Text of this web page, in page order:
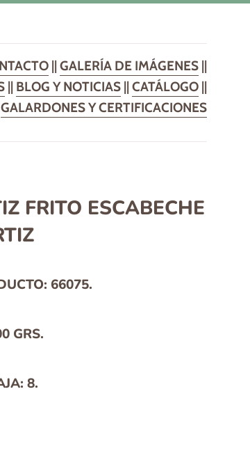
|| GALERÍA DE IMÁGENES ||
|| BLOG Y NOTICIAS || CATÁLOGO ||
GALARDONES Y CERTIFICACIONES
FRITO ESCABECHE
66075.
GRS.
8.